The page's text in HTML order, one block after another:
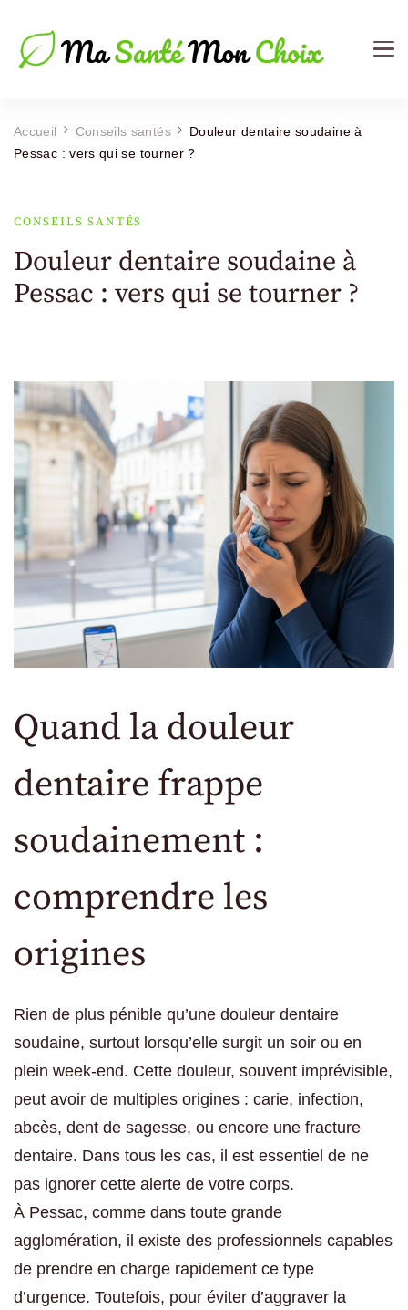
Accueil Conseils santés
Douleur dentaire soudaine à
Pessac : vers qui se tourner ?
CONSEILS SANTÉS
Douleur dentaire soudaine à
Pessac : vers qui se tourner ?
Quand la douleur
dentaire frappe
soudainement :
comprendre les
origines
Rien de plus pénible qu’une douleur dentaire
soudaine, surtout lorsqu’elle surgit un soir ou en
plein week-end. Cette douleur, souvent imprévisible,
peut avoir de multiples origines : carie, infection,
abcès, dent de sagesse, ou encore une fracture
dentaire. Dans tous les cas, il est essentiel de ne
pas ignorer cette alerte de votre corps.
À Pessac, comme dans toute grande
agglomération, il existe des professionnels capables
de prendre en charge rapidement ce type
d’urgence. Toutefois, pour éviter d’aggraver la